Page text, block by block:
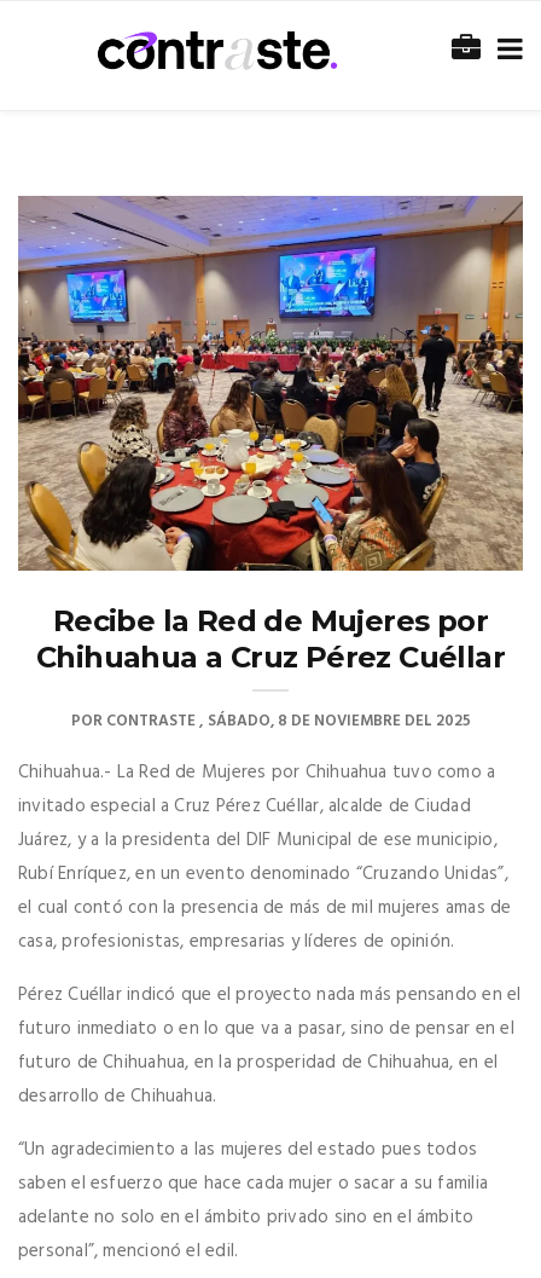
Recibe la Red de Mujeres por
Chihuahua a Cruz Pérez Cuéllar
PORCONTRASTE SÁBADO, 8 DE NOVIEMBRE DEL 2025
Chihuahua.- La Red de Mujeres por Chihuahua tuvo como a
invitado especial a Cruz Pérez Cuéllar, alcalde de Ciudad
Juárez, y a la presidenta del DIF Municipal de ese municipio,
Rubí Enríquez, en un evento denominado “Cruzando Unidas”,
el cual contó con la presencia de más de mil mujeres amas de
casa, profesionistas, empresarias y líderes de opinión.
Pérez Cuéllar indicó que el proyecto nada más pensando en el
futuro inmediato o en lo que va a pasar, sino de pensar en el
futuro de Chihuahua, en la prosperidad de Chihuahua, en el
desarrollo de Chihuahua.
“Un agradecimiento a las mujeres del estado pues todos
saben el esfuerzo que hace cada mujer o sacar a su familia
adelante no solo en el ámbito privado sino en el ámbito
personal”, mencionó el edil.